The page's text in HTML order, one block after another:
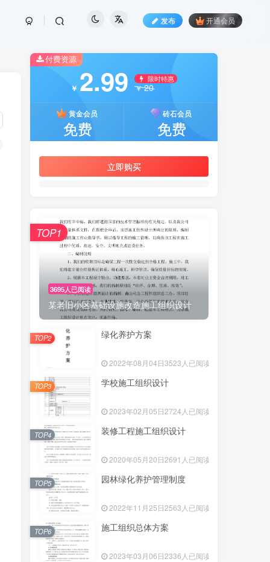
发布 开通会员
付费资源
￥ 2.99 限时特惠
￥20
黄金会员
免费
砖石会员
免费
立即购买
3695人已阅读
某老旧小区基础设施改造施工组织设计
TOP1
绿化养护方案
2022年08月04日3523人已阅读
TOP2
学校施工组织设计
2023年02月05日2724人已阅读
TOP3
装修工程施工组织设计
2020年05月20日2691人已阅读
TOP4
园林绿化养护管理制度
2022年11月25日2563人已阅读
TOP5
施工组织总体方案
2023年03月06日2336人已阅读
TOP6